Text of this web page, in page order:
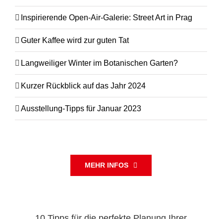
Inspirierende Open-Air-Galerie: Street Art in Prag
Guter Kaffee wird zur guten Tat
Langweiliger Winter im Botanischen Garten?
Kurzer Rückblick auf das Jahr 2024
Ausstellung-Tipps für Januar 2023
MEHR INFOS